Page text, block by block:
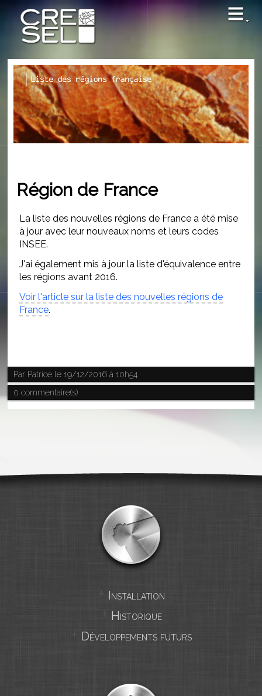
Région de France
La liste des nouvelles régions de France a été mise
à jour avec leur nouveaux noms et leurs codes
INSEE.
J'ai également mis à jour la liste d'équivalence entre
les régions avant 2016.
Voir l'article sur la liste des nouvelles régions de
France.
Par Patrice le 19/12/2016 à 10h54
0 commentaire(s)
Installation
Historique
Développements futurs